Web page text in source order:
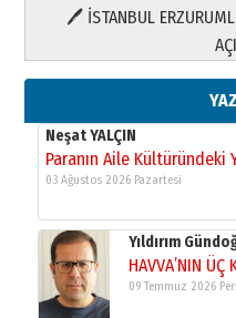
🖊 İSTANBULYusuf POLAT
Şampiyonluk
yazar
Neşat YALÇIN
Paranın Aile Kültüründeki
03 Ağustos 2026 Pazartesi
Yıldırım
HAVVA’NIN ÜÇ
09 Temmuz 2026